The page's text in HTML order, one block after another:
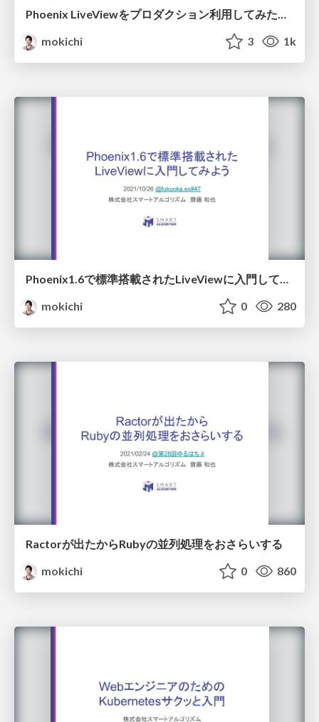
mokichi
3 1k
Phoenix1.6で標準搭載されたLiveViewに入門してみよう
mokichi
0 280
Ractorが出たからRubyの並列処理をおさらいする
mokichi
0 860